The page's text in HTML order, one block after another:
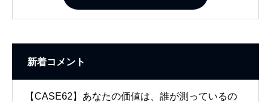
新着コメント
【CASE62】あなたの価値は、誰が測っているの